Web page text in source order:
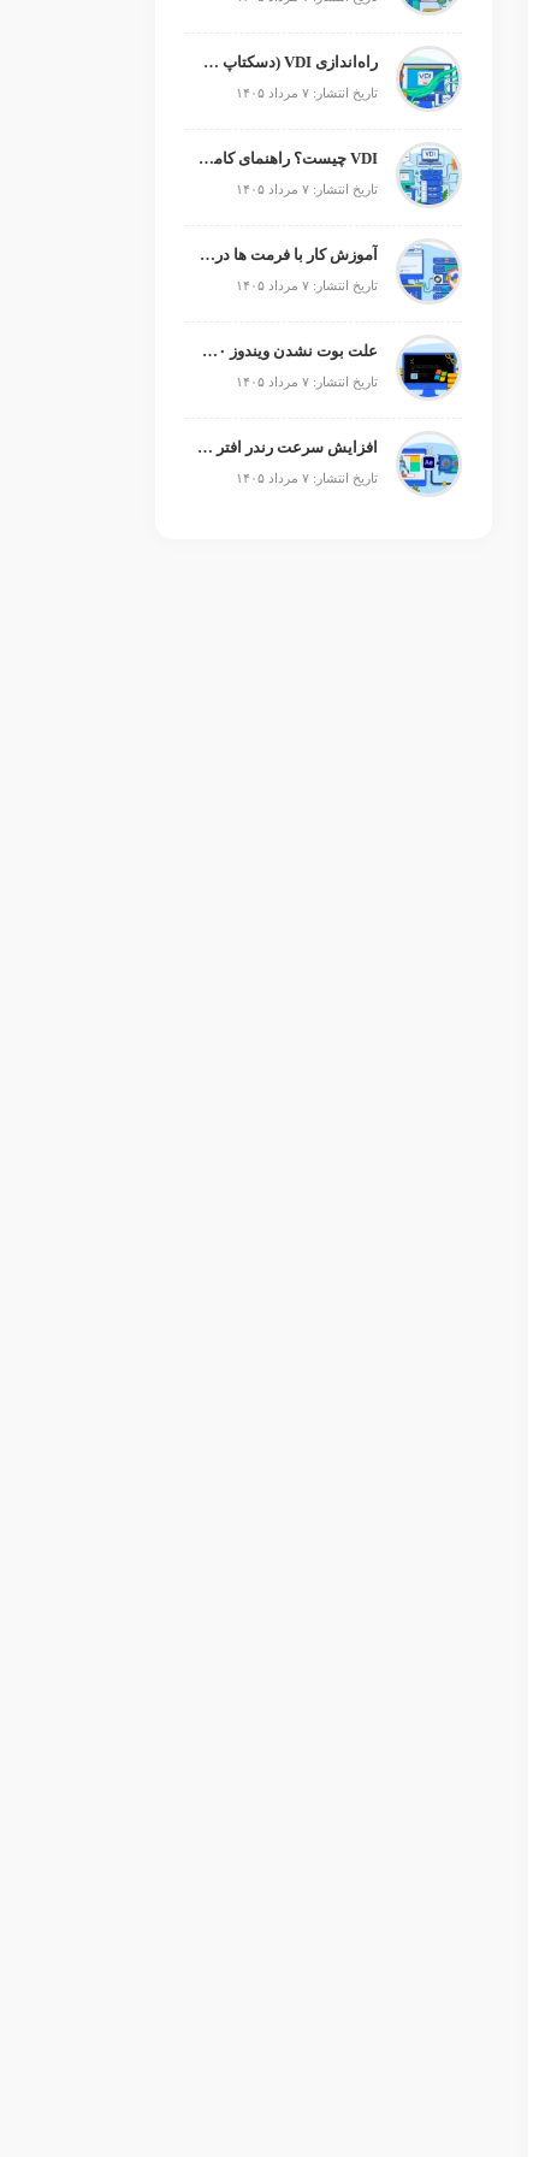
راه‌اندازی VDI (دسکتاپ مجازی)
تاریخ انتشار: ۷ مرداد ۱۴۰۵
VDI چیست؟ راهنمای کامل زیرساخت دسکتاپ مجازی
تاریخ انتشار: ۷ مرداد ۱۴۰۵
آموزش کار با فرمت ها در پایتون
تاریخ انتشار: ۷ مرداد ۱۴۰۵
علت بوت نشدن ویندوز ۱۰ و ۱۱ + آموزش رفع مشکل (راهنمای گام‌به‌گام)
تاریخ انتشار: ۷ مرداد ۱۴۰۵
افزایش سرعت رندر افتر افکت؛ رفع کندی After Effects
تاریخ انتشار: ۷ مرداد ۱۴۰۵